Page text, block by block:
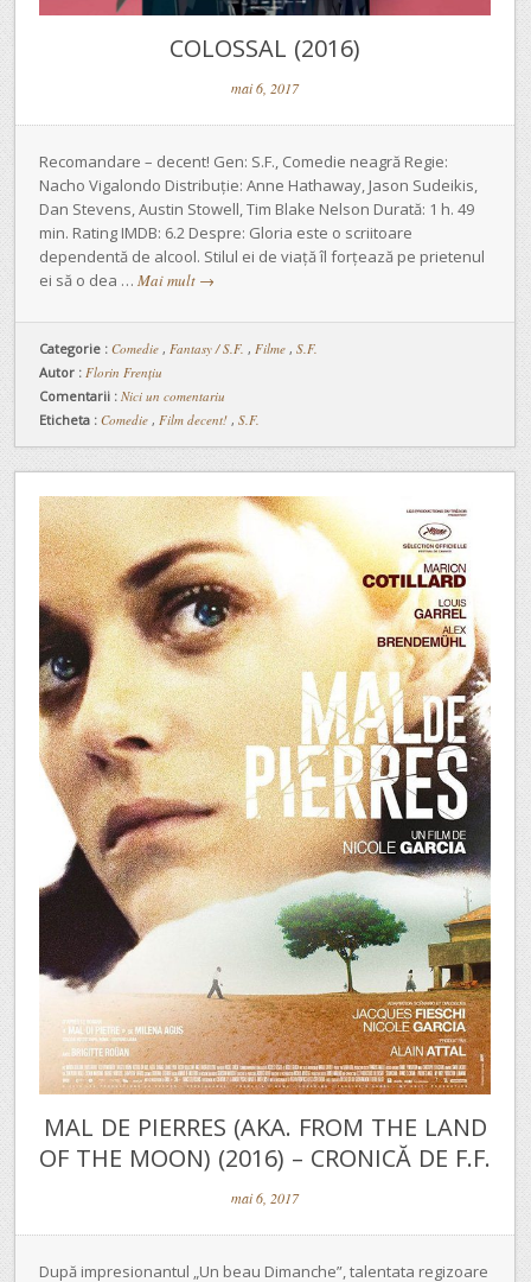
COLOSSAL (2016)
mai 6, 2017
Recomandare – decent! Gen: S.F., Comedie neagră Regie:
Nacho Vigalondo Distribuție: Anne Hathaway, Jason Sudeikis,
Dan Stevens, Austin Stowell, Tim Blake Nelson Durată: 1 h. 49
min. Rating IMDB: 6.2 Despre: Gloria este o scriitoare
dependentă de alcool. Stilul ei de viață îl forțează pe prietenul
ei să o dea … Mai mult →
Categorie : Comedie , Fantasy / S.F. , Filme , S.F.
Autor : Florin Frențiu
Comentarii : Nici un comentariu
Eticheta : Comedie , Film decent! , S.F.
MAL DE PIERRES (AKA. FROM THE LAND
OF THE MOON) (2016) – CRONICĂ DE F.F.
mai 6, 2017
După impresionantul „Un beau Dimanche”, talentata regizoare